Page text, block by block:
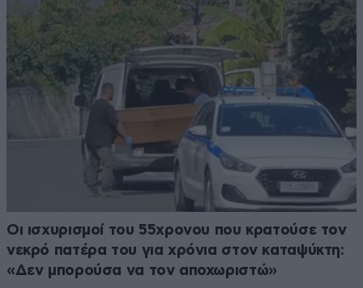
Οι ισχυρισμοί του 55χρονου που κρατούσε τον
νεκρό πατέρα του για χρόνια στον καταψύκτη:
«Δεν μπορούσα να τον αποχωριστώ»